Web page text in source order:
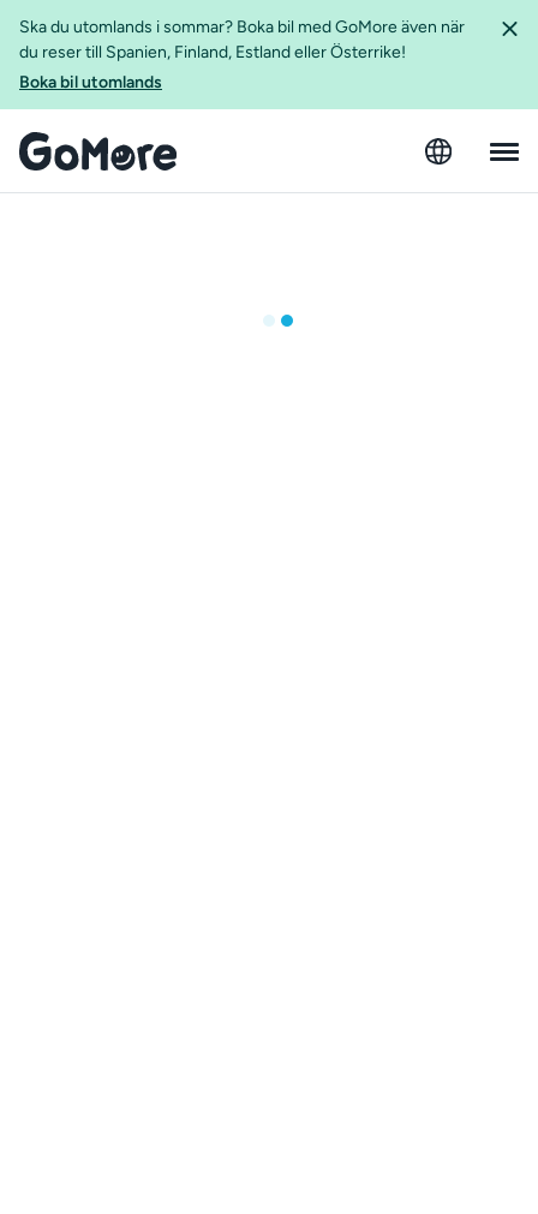
Ska du utomlands i sommar? Boka bil med GoMore även när
du reser till Spanien, Finland, Estland eller Österrike!
Boka bil utomlands